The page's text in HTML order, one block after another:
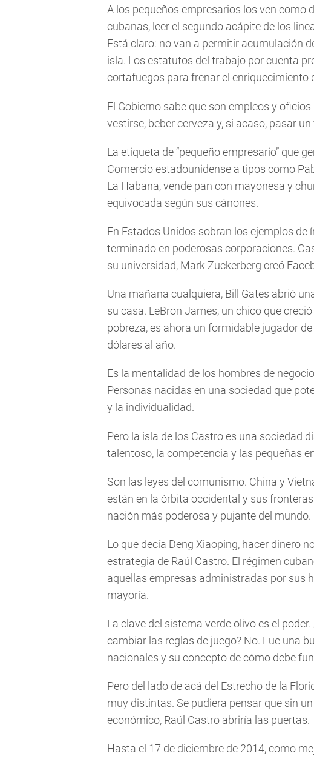
A los pequeños empresarios los ven como
cubanas, leer el segundo acápite de los
Está claro: no van a permitir acumulación
isla. Los estatutos del trabajo por cuenta
cortafuegos para frenar el enriquecimiento
El Gobierno sabe que son empleos y
vestirse, beber cerveza y, si acaso, pasar
La etiqueta de “pequeño empresario” que
Comercio estadounidense a tipos como
La Habana, vende pan con mayonesa y
equivocada según sus cánones.
En Estados Unidos sobran los ejemplos
terminado en poderosas corporaciones.
su universidad, Mark Zuckerberg creó
Una mañana cualquiera, Bill Gates abrió
su casa. LeBron James, un chico que
pobreza, es ahora un formidable jugador
dólares al año.
Es la mentalidad de los hombres de
Personas nacidas en una sociedad que
y la individualidad.
Pero la isla de los Castro es una sociedad
talentoso, la competencia y las pequeñas
Son las leyes del comunismo. China y
están en la órbita occidental y sus
nación más poderosa y pujante del mundo.
Lo que decía Deng Xiaoping, hacer dinero
estrategia de Raúl Castro. El régimen
aquellas empresas administradas por sus
mayoría.
La clave del sistema verde olivo es el
cambiar las reglas de juego? No. Fue una
nacionales y su concepto de cómo debe
Pero del lado de acá del Estrecho de la
muy distintas. Se pudiera pensar que sin
económico, Raúl Castro abriría las puertas.
Hasta el 17 de diciembre de 2014, como